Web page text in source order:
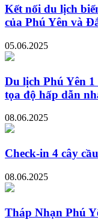
Kết nối du lịch
của Phú Yên và
05.06.2025
Du lịch Phú Yên
tọa độ hấp dẫn
08.06.2025
Check-in 4 cây
08.06.2025
Tháp Nhạn Phú